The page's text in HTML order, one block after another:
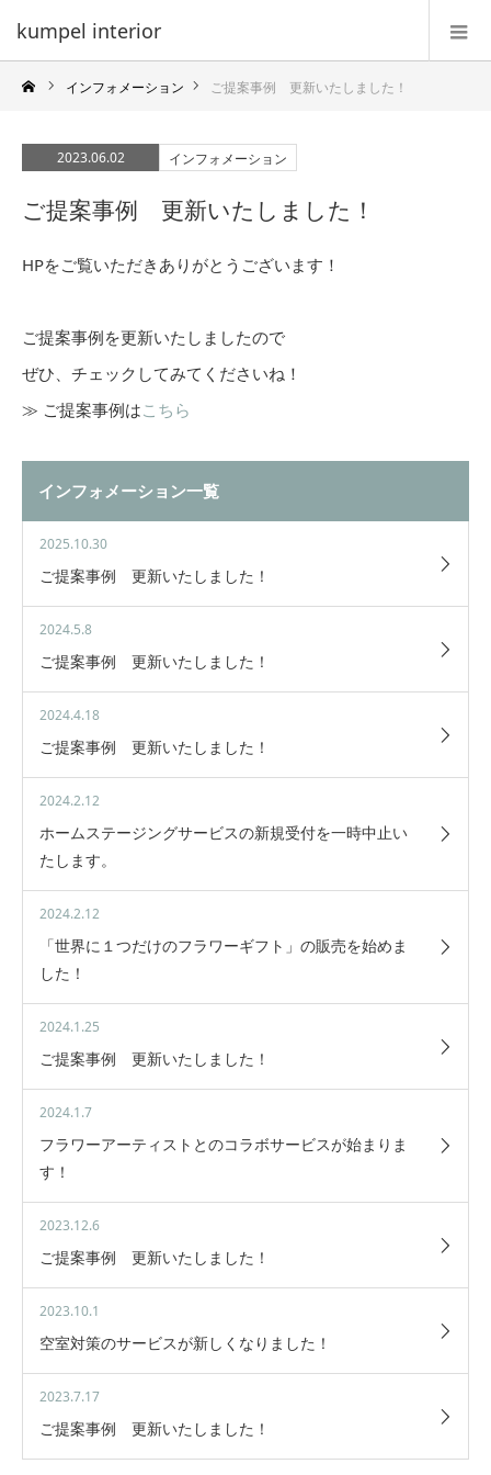
kumpel interior
インフォメーション ご提案事例 更新いたしました！
2023.06.02 インフォメーション
ご提案事例 更新いたしました！
HPをご覧いただきありがとうございます！
ご提案事例を更新いたしましたので
ぜひ、チェックしてみてくださいね！
≫ ご提案事例はこちら
インフォメーション一覧
2025.10.30
ご提案事例 更新いたしました！
2024.5.8
ご提案事例 更新いたしました！
2024.4.18
ご提案事例 更新いたしました！
2024.2.12
ホームステージングサービスの新規受付を一時中止い
たします。
2024.2.12
「世界に１つだけのフラワーギフト」の販売を始めま
した！
2024.1.25
ご提案事例 更新いたしました！
2024.1.7
フラワーアーティストとのコラボサービスが始まりま
す！
2023.12.6
ご提案事例 更新いたしました！
2023.10.1
空室対策のサービスが新しくなりました！
2023.7.17
ご提案事例 更新いたしました！